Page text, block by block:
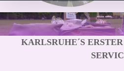
KARLSRUHE´S